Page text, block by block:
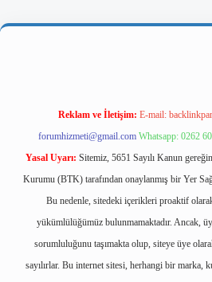
Reklam ve İletişim: E-mail:
forumhizmeti@gmail.com Whatsapp: 0262
Yasal Uyarı: Sitemiz, 5651 Sayılı Kanun
Kurumu (BTK) tarafından onaylanmış bir Yer
Bu nedenle, sitedeki içerikleri proaktif
yükümlülüğümüz bulunmamaktadır. Ancak,
sorumluluğunu taşımakta olup, siteye üye
sayılırlar. Bu internet sitesi, herhangi bir marka,